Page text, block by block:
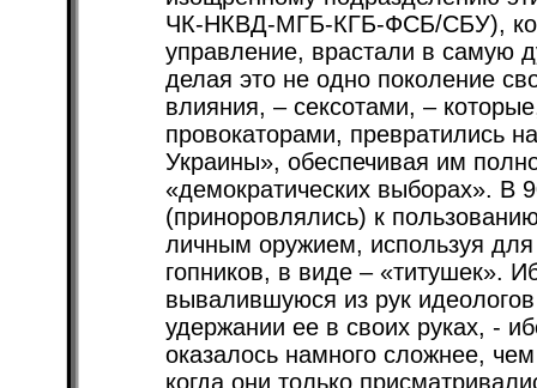
ЧК-НКВД-МГБ-КГБ-ФСБ/СБУ),
управление, врастали в самую
делая это не одно поколение
влияния, – сексотами, –
провокаторами, превратились
Украины», обеспечивая им
«демократических выборах». В
(приноровлялись) к
личным оружием, используя для
гопников, в виде – «титушек».
вывалившуюся из рук
удержании ее в своих руках, -
оказалось намного сложнее,
когда они только